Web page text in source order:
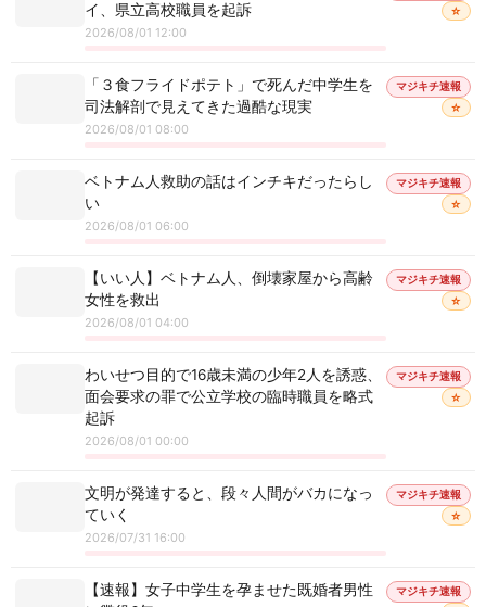
イ、県立高校職員を起訴
2026/08/01 12:00
☆
「３食フライドポテト」で死んだ中学生を
司法解剖で見えてきた過酷な現実
2026/08/01 08:00
マジキチ速報
☆
ベトナム人救助の話はインチキだったらし
い
2026/08/01 06:00
マジキチ速報
☆
【いい人】ベトナム人、倒壊家屋から高齢
女性を救出
2026/08/01 04:00
マジキチ速報
☆
わいせつ目的で16歳未満の少年2人を誘惑、
面会要求の罪で公立学校の臨時職員を略式
起訴
2026/08/01 00:00
マジキチ速報
☆
文明が発達すると、段々人間がバカになっ
ていく
2026/07/31 16:00
マジキチ速報
☆
【速報】女子中学生を孕ませた既婚者男性
マジキチ速報